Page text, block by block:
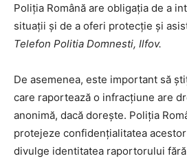
Poliția Română are obligația de a
situații și de a oferi protecție și
Telefon Politia Domnesti, Ilfov.
De asemenea, este important să
care raportează o infracțiune are
anonimă, dacă dorește. Poliția
protejeze confidențialitatea
divulge identitatea raportorului